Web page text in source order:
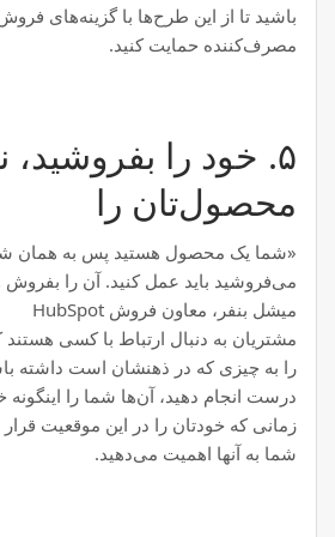
باشید تا از این طرح‌ها با گزینه‌های
مصرف‌کننده حمایت کنید.
۵. خود را
محصول‌تان را
«شما یک محصول هستید پس به همان
می‌فروشید باید عمل کنید. آن را
میشل بنفر، معاون فروش HubSpot
مشتریان به دنبال ارتباط با کسی
را به چیزی که در ذهنشان است داشته
درست انجام دهید، آن‌ها شما را اینگونه
زمانی که خودتان را در این موقعیت قرار
شما به آنها اهمیت می‌دهید.